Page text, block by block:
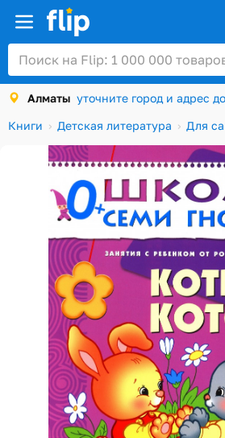
Алматы уточните город и адрес
Книги
Детская литература Для
Войти / Регистрация
Каталог
Подарочные карты
Заказы
Посылки
Алматы
Корзина
Избранное
История просмотров
Помощь
Способы доставки
Способы оплаты